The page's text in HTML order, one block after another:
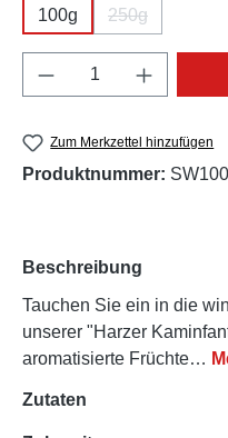
100g 250g
(Diese
Produkt Anzahl:
Zum Merkzettel hinzufügen
Produktnummer:
Beschreibung
Tauchen Sie ein in die
unserer "Harzer
aromatisierte Früchte…
Zutaten